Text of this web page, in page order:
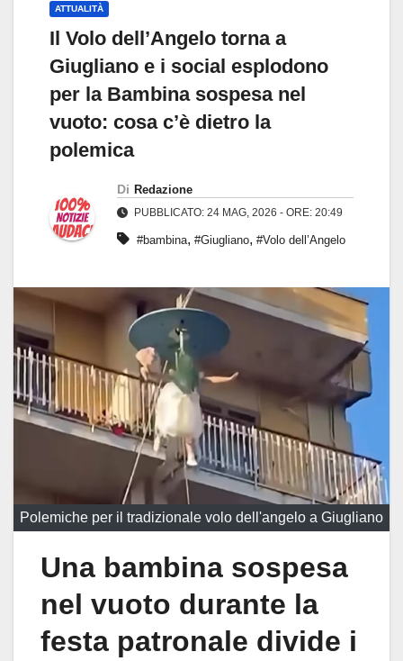
ATTUALITÀ
Il Volo dell’Angelo torna a
Giugliano e i social esplodono
per la Bambina sospesa nel
vuoto: cosa c’è dietro la
polemica
Di Redazione
PUBBLICATO: 24 MAG, 2026 - ORE: 20:49
#bambina, #Giugliano, #Volo dell’Angelo
Polemiche per il tradizionale volo dell'angelo a Giugliano
Una bambina sospesa
nel vuoto durante la
festa patronale divide i